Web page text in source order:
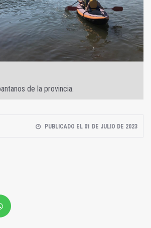
de la provincia.
PUBLICADO EL 01 DE JULIO DE 2023